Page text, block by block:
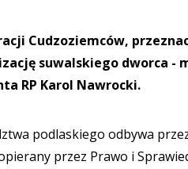
Cudzoziemców,
suwalskiego dworca -
RP Karol Nawrocki.
podlaskiego odbywa
przez Prawo i